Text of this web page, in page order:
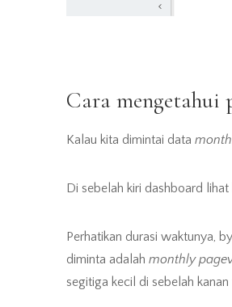
Cara mengetahui
Kalau kita dimintai data
Di sebelah kiri dashboard lihat
Perhatikan durasi waktunya,
diminta adalah monthly
segitiga kecil di sebelah